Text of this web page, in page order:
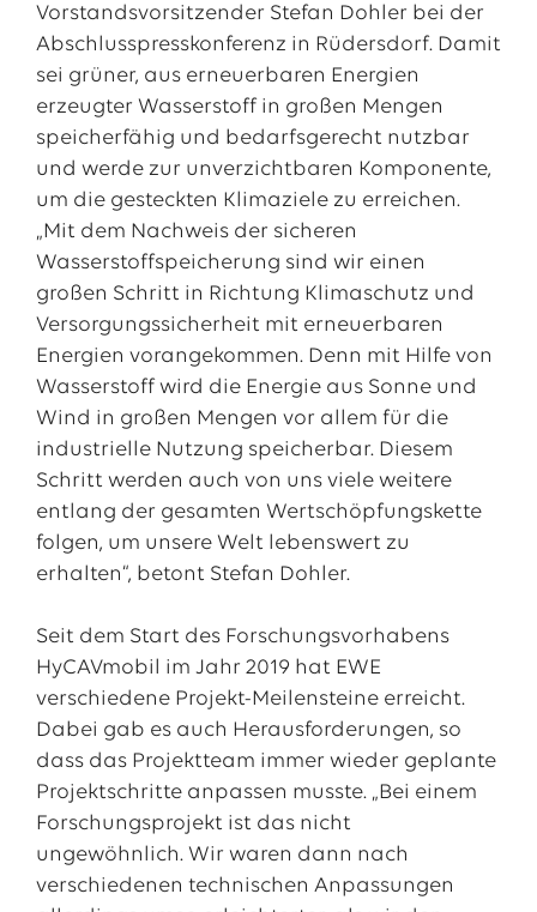
Vorstandsvorsitzender Stefan Dohler bei der
Abschlusspresskonferenz in Rüdersdorf. Damit
sei grüner, aus erneuerbaren Energien
erzeugter Wasserstoff in großen Mengen
speicherfähig und bedarfsgerecht nutzbar
und werde zur unverzichtbaren Komponente,
um die gesteckten Klimaziele zu erreichen.
„Mit dem Nachweis der sicheren
Wasserstoffspeicherung sind wir einen
großen Schritt in Richtung Klimaschutz und
Versorgungssicherheit mit erneuerbaren
Energien vorangekommen. Denn mit Hilfe von
Wasserstoff wird die Energie aus Sonne und
Wind in großen Mengen vor allem für die
industrielle Nutzung speicherbar. Diesem
Schritt werden auch von uns viele weitere
entlang der gesamten Wertschöpfungskette
folgen, um unsere Welt lebenswert zu
erhalten“, betont Stefan Dohler.
Seit dem Start des Forschungsvorhabens
HyCAVmobil im Jahr 2019 hat EWE
verschiedene Projekt-Meilensteine erreicht.
Dabei gab es auch Herausforderungen, so
dass das Projektteam immer wieder geplante
Projektschritte anpassen musste. „Bei einem
Forschungsprojekt ist das nicht
ungewöhnlich. Wir waren dann nach
verschiedenen technischen Anpassungen